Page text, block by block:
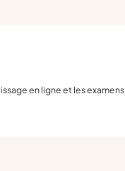
en ligne et les examens